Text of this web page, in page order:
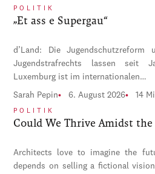
POLITIK
„Et ass e Supergau“
d’Land: Die
Jugendstrafrechts lassen seit
Luxemburg ist im internationalen…
Sarah Pepin 6. August 2026 14
POLITIK
Could We Thrive Amidst the
Architects love to imagine the
depends on selling a fictional